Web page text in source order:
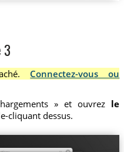
3
Connectez-vous ou
» et ouvrez le
cliquant dessus.